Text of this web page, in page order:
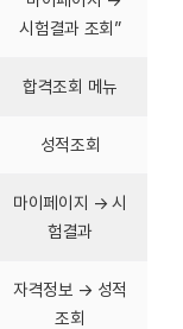
시험결과 조회”
합격조회 메뉴
성적조회
마이페이지 → 시
험결과
자격정보 → 성적
조회